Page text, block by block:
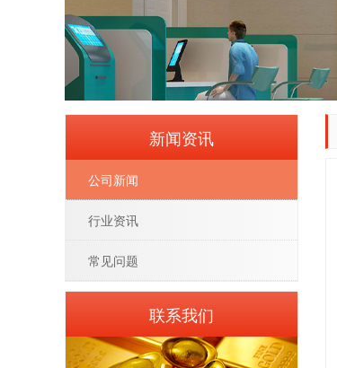
新闻资讯
公司新闻
行业资讯
常见问题
联系我们